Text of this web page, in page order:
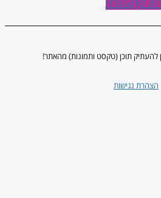
להעתיק תוכן (טקסט ותמונות) מהאתר!
הצהרת נגישות